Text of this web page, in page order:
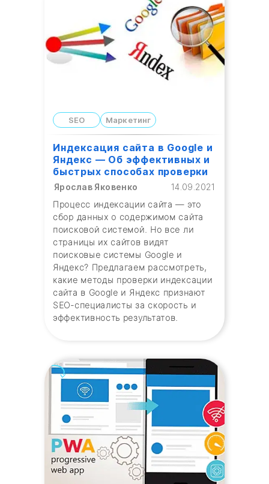
SEO Маркетинг
Индексация сайта в Google и
Яндекс — Об эффективных и
быстрых способах проверки
Ярослав Яковенко
14.09.2021
Процесс индексации сайта — это
сбор данных о содержимом сайта
поисковой системой. Но все ли
страницы их сайтов видят
поисковые системы Google и
Яндекс? Предлагаем рассмотреть,
какие методы проверки индексации
сайта в Google и Яндекс признают
SEO-специалисты за скорость и
эффективность результатов.